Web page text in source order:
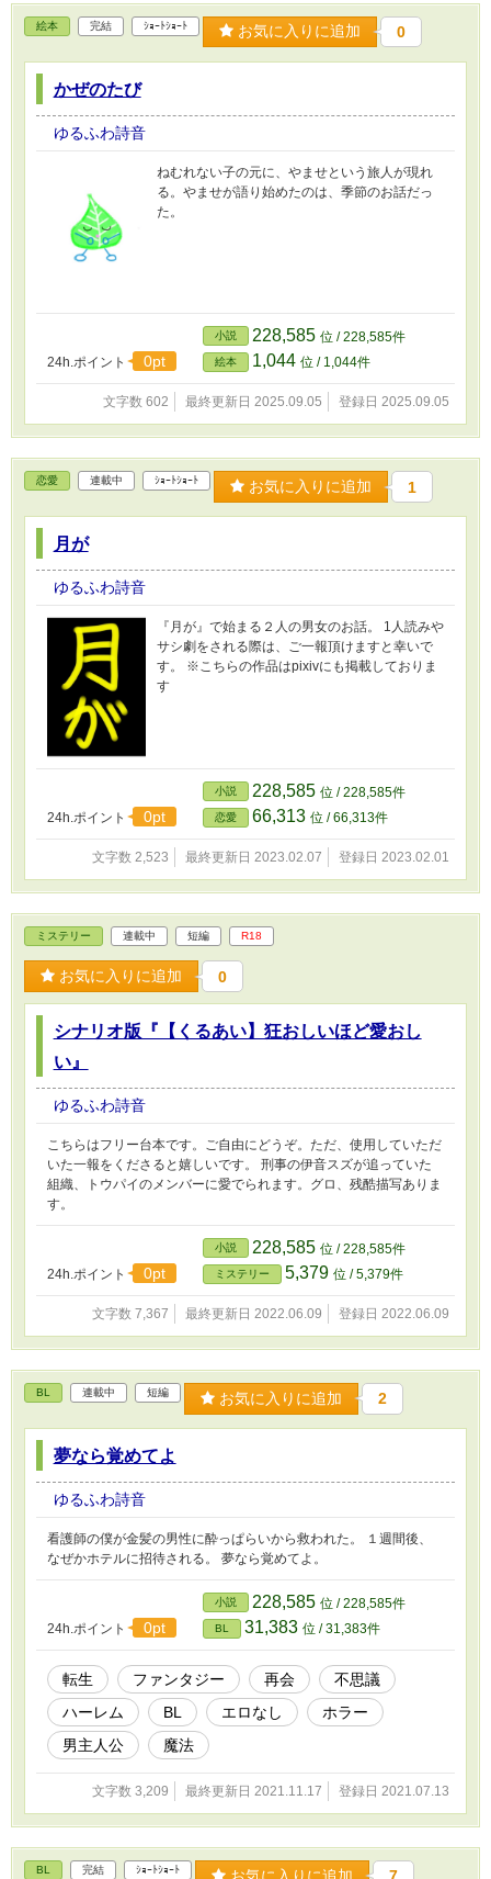
絵本 完結 ｼｮｰﾄｼｮｰﾄ お気に入りに追加 0
かぜのたび
ゆるふわ詩音
ねむれない子の元に、やませという旅人が現れ
る。やませが語り始めたのは、季節のお話だっ
た。
24h.ポイント 0pt
小説 228,585 位 / 228,585件
絵本 1,044 位 / 1,044件
文字数 602 最終更新日 2025.09.05 登録日 2025.09.05
恋愛 連載中 ｼｮｰﾄｼｮｰﾄ お気に入りに追加 1
月が
ゆるふわ詩音
『月が』で始まる２人の男女のお話。 1人読みや
サシ劇をされる際は、ご一報頂けますと幸いで
す。 ※こちらの作品はpixivにも掲載しておりま
す
24h.ポイント 0pt
小説 228,585 位 / 228,585件
恋愛 66,313 位 / 66,313件
文字数 2,523 最終更新日 2023.02.07 登録日 2023.02.01
ミステリー 連載中 短編 R18
お気に入りに追加 0
シナリオ版『【くるあい】狂おしいほど愛おし
い』
ゆるふわ詩音
こちらはフリー台本です。ご自由にどうぞ。ただ、使用していただ
いた一報をくださると嬉しいです。 刑事の伊音スズが追っていた
組織、トウパイのメンバーに愛でられます。グロ、残酷描写ありま
す。
24h.ポイント 0pt
小説 228,585 位 / 228,585件
ミステリー 5,379 位 / 5,379件
文字数 7,367 最終更新日 2022.06.09 登録日 2022.06.09
BL 連載中 短編 お気に入りに追加 2
夢なら覚めてよ
ゆるふわ詩音
看護師の僕が金髪の男性に酔っぱらいから救われた。 １週間後、
なぜかホテルに招待される。 夢なら覚めてよ。
24h.ポイント 0pt
小説 228,585 位 / 228,585件
BL 31,383 位 / 31,383件
転生 ファンタジー 再会
不思議
ハーレム
BL エロなし
ホラー
男主人公
魔法
文字数 3,209 最終更新日 2021.11.17 登録日 2021.07.13
BL 完結 ｼｮｰﾄｼｮｰﾄ